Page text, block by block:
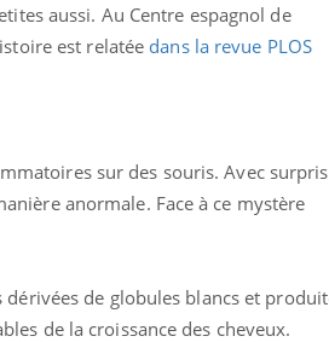
aussi. Au Centre espagnol de
est relatée dans la revue PLOS
sur des souris. Avec
anormale. Face à ce mystère
de globules blancs et
de la croissance des cheveux.